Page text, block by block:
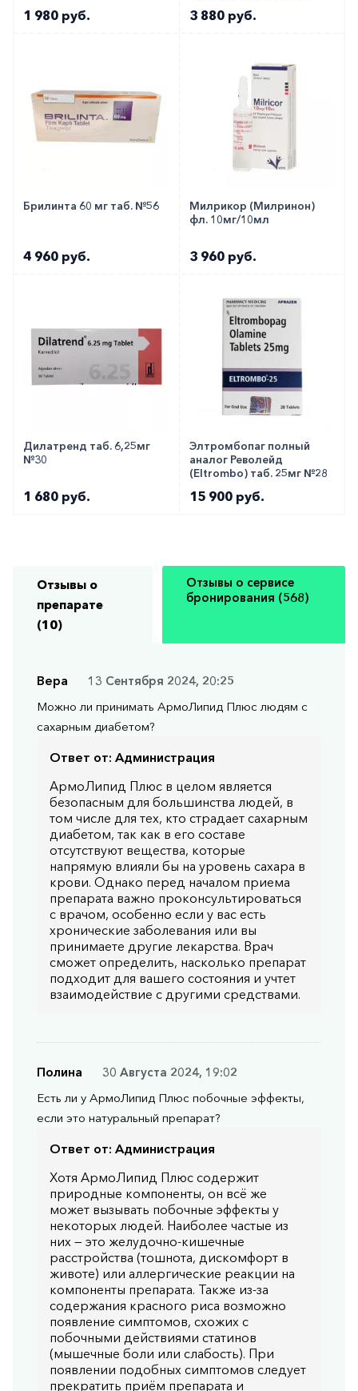
1 980 руб. 3 880 руб.
Брилинта 60 мг таб. №56
4 960 руб.
Милрикор (Милринон)
фл. 10мг/10мл
3 960 руб.
Дилатренд таб. 6,25мг
№30
1 680 руб.
Элтромбопаг полный
аналог Револейд
(Eltrombo) таб. 25мг №28
15 900 руб.
Отзывы о
препарате
(10)
Отзывы о сервисе
бронирования (568)
Вера
13 Сентября 2024, 20:25
Можно ли принимать АрмоЛипид Плюс людям с
сахарным диабетом?
Ответ от: Администрация
АрмоЛипид Плюс в целом является
безопасным для большинства людей, в
том числе для тех, кто страдает сахарным
диабетом, так как в его составе
отсутствуют вещества, которые
напрямую влияли бы на уровень сахара в
крови. Однако перед началом приема
препарата важно проконсультироваться
с врачом, особенно если у вас есть
хронические заболевания или вы
принимаете другие лекарства. Врач
сможет определить, насколько препарат
подходит для вашего состояния и учтет
взаимодействие с другими средствами.
Полина
30 Августа 2024, 19:02
Есть ли у АрмоЛипид Плюс побочные эффекты,
если это натуральный препарат?
Ответ от: Администрация
Хотя АрмоЛипид Плюс содержит
природные компоненты, он всё же
может вызывать побочные эффекты у
некоторых людей. Наиболее частые из
них — это желудочно-кишечные
расстройства (тошнота, дискомфорт в
животе) или аллергические реакции на
компоненты препарата. Также из-за
содержания красного риса возможно
появление симптомов, схожих с
побочными действиями статинов
(мышечные боли или слабость). При
появлении подобных симптомов следует
прекратить приём препарата и